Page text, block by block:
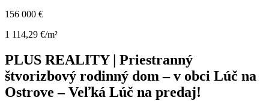
156 000 €
1 114,29 €/m²
PLUS REALITY | Priestranný
štvorizbový rodinný dom – v obci Lúč na
Ostrove – Veľká Lúč na predaj!